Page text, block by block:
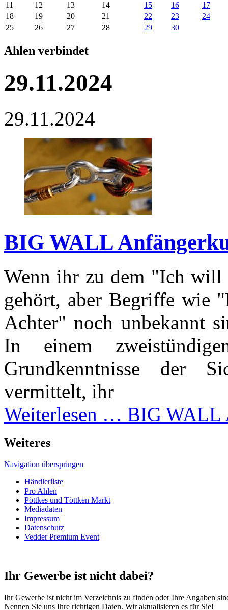
11
12 13 14 15 16
17
18
19 20 21 22 23
24
25
26 27 28 29 30
Ahlen verbindet
29.11.2024
29.11.2024
BIG WALL
Wenn ihr zu dem "Ich will
gehört, aber Begriffe wie
Achter" noch unbekannt
In einem
Grundkenntnisse der
vermittelt, ihr
Weiterlesen … BIG WALL
Weiteres
Navigation überspringen
Händlerliste
Pro Ahlen
Pöttkes und Töttken Markt
Mediadaten
Impressum
Datenschutz
Vedder Premium Event
Ihr Gewerbe ist nicht dabei?
Ihr Gewerbe ist nicht im Verzeichnis zu finden oder Ihre Angaben
Nennen Sie uns Ihre richtigen Daten. Wir aktualisieren es für Sie!